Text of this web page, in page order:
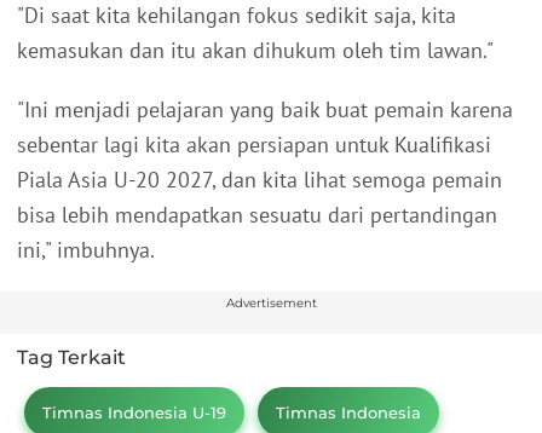
"Di saat kita kehilangan fokus sedikit saja, kita
kemasukan dan itu akan dihukum oleh tim lawan."
"Ini menjadi pelajaran yang baik buat pemain karena
sebentar lagi kita akan persiapan untuk Kualifikasi
Piala Asia U-20 2027, dan kita lihat semoga pemain
bisa lebih mendapatkan sesuatu dari pertandingan
ini," imbuhnya.
Advertisement
Tag Terkait
Timnas Indonesia U-19 Timnas Indonesia